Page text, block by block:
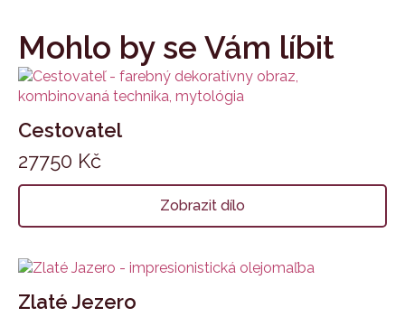
Mohlo by se Vám líbit
Cestovatel
27750 Kč
Zobrazit dílo
Zlaté Jezero